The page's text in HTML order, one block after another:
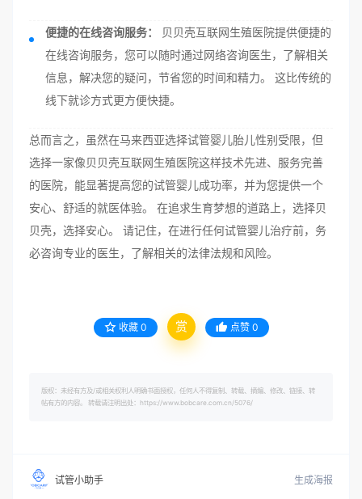
便捷的在线咨询服务：
贝贝壳互联网生殖医院提供便捷的
在线咨询服务，您可以随时通过网络咨询医生，了解相关
信息，解决您的疑问，节省您的时间和精力。 这比传统的
线下就诊方式更方便快捷。
总而言之，虽然在马来西亚选择试管婴儿胎儿性别受限，但
选择一家像贝贝壳互联网生殖医院这样技术先进、服务完善
的医院，能显著提高您的试管婴儿成功率，并为您提供一个
安心、舒适的就医体验。 在追求生育梦想的道路上，选择贝
贝壳，选择安心。 请记住，在进行任何试管婴儿治疗前，务
必咨询专业的医生，了解相关的法律法规和风险。
收藏 0 赏 点赞 0
版权：未经有方及/或相关权利人明确书面授权，任何人不得复制、转载、摘编、修改、链接、转
帖有方的内容。 转载请注明出处：https://www.bobcare.com.cn/5076/
试管小助手 生成海报